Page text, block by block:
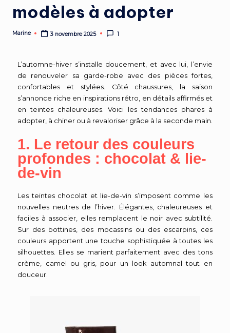
modèles à adopter
Marine 3 novembre 2025 1
L’automne-hiver s’installe doucement, et avec lui, l’envie
de renouveler sa garde-robe avec des pièces fortes,
confortables et stylées. Côté chaussures, la saison
s’annonce riche en inspirations rétro, en détails affirmés et
en teintes chaleureuses. Voici les tendances phares à
adopter, à chiner ou à revaloriser grâce à la seconde main.
1. Le retour des couleurs
profondes : chocolat & lie-
de-vin
Les teintes chocolat et lie-de-vin s’imposent comme les
nouvelles neutres de l’hiver. Élégantes, chaleureuses et
faciles à associer, elles remplacent le noir avec subtilité.
Sur des bottines, des mocassins ou des escarpins, ces
couleurs apportent une touche sophistiquée à toutes les
silhouettes. Elles se marient parfaitement avec des tons
crème, camel ou gris, pour un look automnal tout en
douceur.